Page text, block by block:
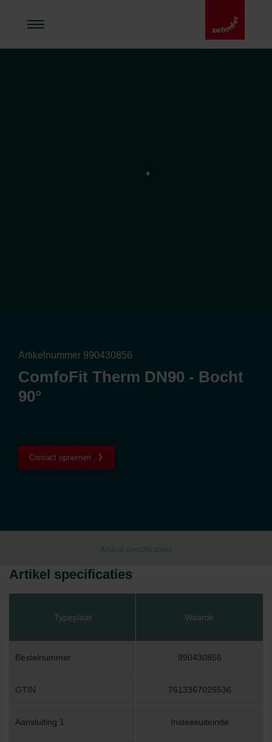
Artikelnummer 990430856
ComfoFit Therm DN90 - Bocht
90°
Contact opnemen
Artikel specificaties
Artikel specificaties
Typeplaat Waarde
Bestelnummer 990430856
GTIN 7613367025536
Aansluiting 1 Insteekuiteinde